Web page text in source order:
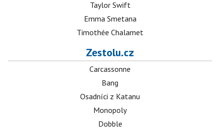
Taylor Swift
Emma Smetana
Timothée Chalamet
Zestolu.cz
Carcassonne
Bang
Osadníci z Katanu
Monopoly
Dobble